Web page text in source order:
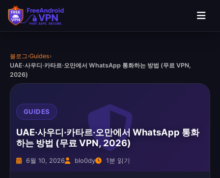
블로그›Guides›
UAE·사우디·카타르·오만에서 WhatsApp 통화하는 방법 (무료 VPN,
2026)
GUIDES
UAE·사우디·카타르·오만에서 WhatsApp 통화
하는 방법 (무료 VPN, 2026)
6월 10, 2026 blo0dy 1분 읽기